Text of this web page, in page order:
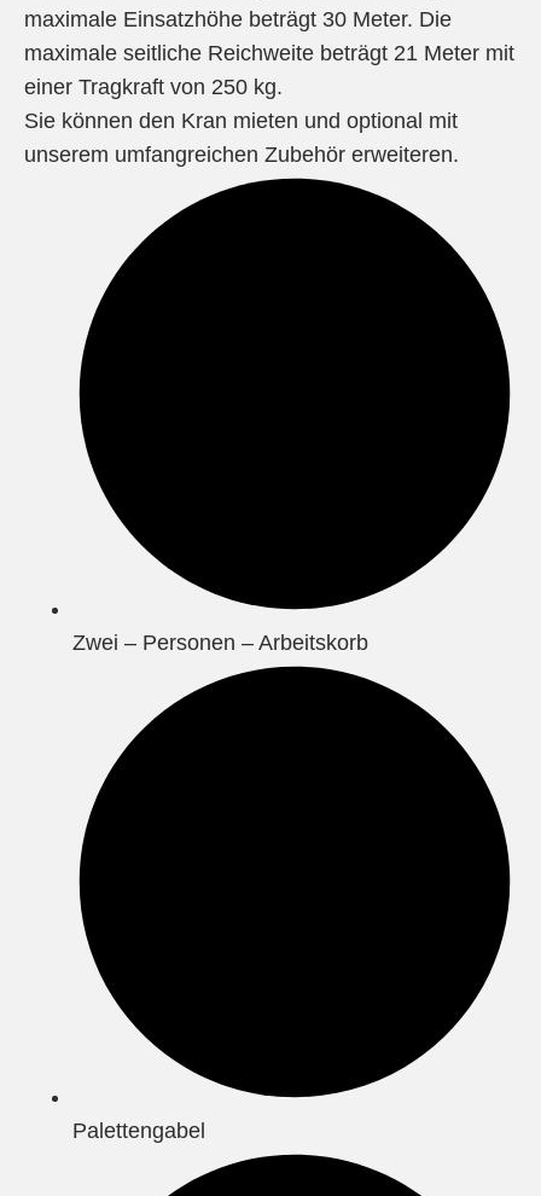
maximale Einsatzhöhe beträgt 30 Meter. Die
maximale seitliche Reichweite beträgt 21 Meter mit
einer Tragkraft von 250 kg.
Sie können den Kran mieten und optional mit
unserem umfangreichen Zubehör erweiteren.
Zwei – Personen – Arbeitskorb
Palettengabel